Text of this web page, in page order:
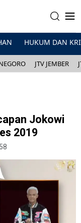
HUKUM DAN
JTV JEMBER
Jokowi
2019